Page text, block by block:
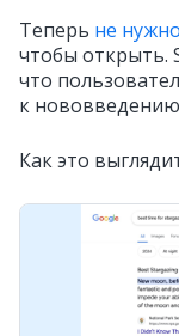
Теперь не
чтобы открыть.
что
к
Как это